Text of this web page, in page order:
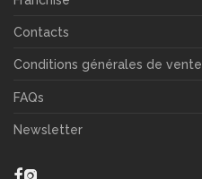
Contacts
Conditions générales de vente
FAQs
Newsletter